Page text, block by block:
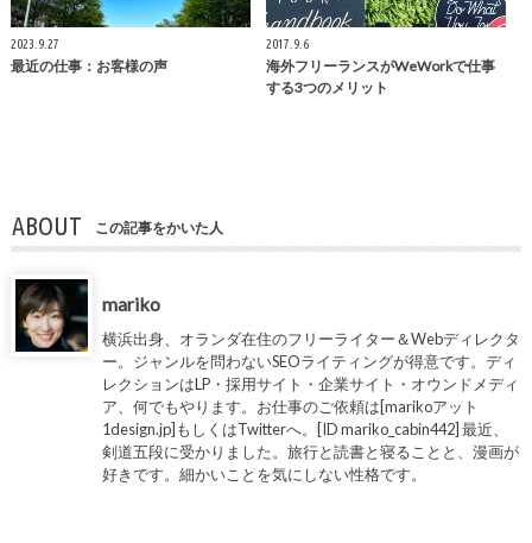
2023.9.27
最近の仕事：お客様の声
2017.9.6
海外フリーランスがWeWorkで仕事
する3つのメリット
ABOUT この記事をかいた人
mariko
横浜出身、オランダ在住のフリーライター＆Webディレクタ
ー。ジャンルを問わないSEOライティングが得意です。ディ
レクションはLP・採用サイト・企業サイト・オウンドメディ
ア、何でもやります。お仕事のご依頼は[marikoアット
1design.jp]もしくはTwitterへ。[ID mariko_cabin442] 最近、
剣道五段に受かりました。旅行と読書と寝ることと、漫画が
好きです。細かいことを気にしない性格です。